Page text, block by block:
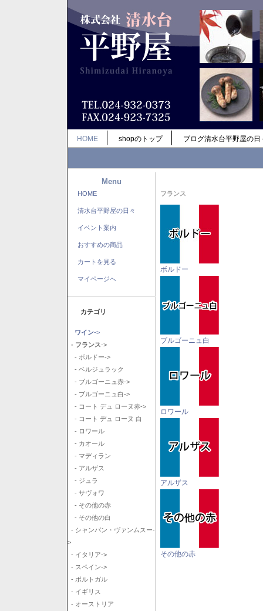
HOME shopのトップ ブログ清水台平野屋の日
Menu
HOME
清水台平野屋の日々
イベント案内
おすすめの商品
カートを見る
マイページへ
カテゴリ
ワイン->
- フランス->
- ボルドー->
- ベルジュラック
- ブルゴーニュ赤->
- ブルゴーニュ白->
- コート デュ ローヌ赤->
- コート デュ ローヌ 白
- ロワール
- カオール
- マディラン
- アルザス
- ジュラ
- サヴォワ
- その他の赤
- その他の白
- シャンパン・ヴァンムスー-
>
- イタリア->
- スペイン->
- ポルトガル
- イギリス
- オーストリア
フランス
ボルドー
ブルゴーニュ白
ロワール
アルザス
その他の赤